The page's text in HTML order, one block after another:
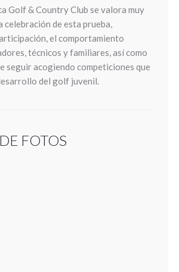
Golf & Country Club se valora muy
celebración de esta prueba,
el comportamiento
técnicos y familiares, así como
seguir acogiendo competiciones que
del golf juvenil.
FOTOS